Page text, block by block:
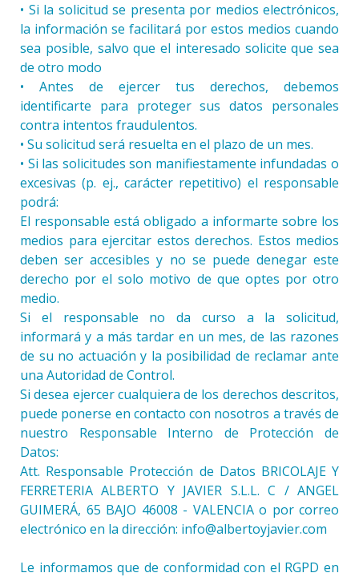
• Si la solicitud se presenta por medios electrónicos,
la información se facilitará por estos medios cuando
sea posible, salvo que el interesado solicite que sea
de otro modo
• Antes de ejercer tus derechos, debemos
identificarte para proteger sus datos personales
contra intentos fraudulentos.
• Su solicitud será resuelta en el plazo de un mes.
• Si las solicitudes son manifiestamente infundadas o
excesivas (p. ej., carácter repetitivo) el responsable
podrá:
El responsable está obligado a informarte sobre los
medios para ejercitar estos derechos. Estos medios
deben ser accesibles y no se puede denegar este
derecho por el solo motivo de que optes por otro
medio.
Si el responsable no da curso a la solicitud,
informará y a más tardar en un mes, de las razones
de su no actuación y la posibilidad de reclamar ante
una Autoridad de Control.
Si desea ejercer cualquiera de los derechos descritos,
puede ponerse en contacto con nosotros a través de
nuestro Responsable Interno de Protección de
Datos:
Att. Responsable Protección de Datos BRICOLAJE Y
FERRETERIA ALBERTO Y JAVIER S.L.L. C / ANGEL
GUIMERÁ, 65 BAJO 46008 - VALENCIA o por correo
electrónico en la dirección: info@albertoyjavier.com
Le informamos que de conformidad con el RGPD en